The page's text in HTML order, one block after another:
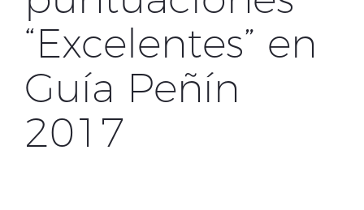
“Excelentes” en
Guía Peñín
2017